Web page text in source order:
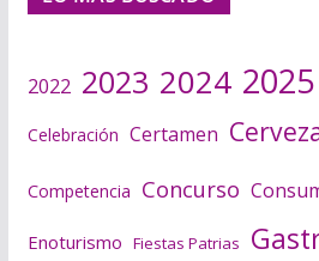
2022 2023 2024 2025
Celebración Certamen
Competencia Concurso
Enoturismo Fiestas Patrias